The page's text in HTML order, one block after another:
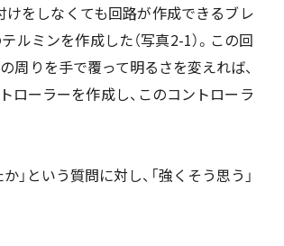
けをしなくても回路が作成できるブレ
ミンを作成した（写真2-1）。この回
周りを手で覆って明るさを変えれば、
ローラーを作成し、このコントローラ
という質問に対し、「強くそう思う」